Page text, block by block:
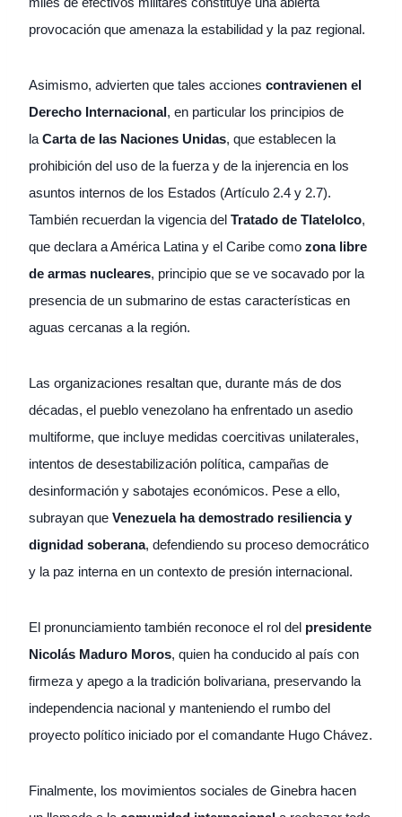
provocación que amenaza la estabilidad y la paz regional.
Asimismo, advierten que tales acciones contravienen el
Derecho Internacional, en particular los principios de
la Carta de las Naciones Unidas, que establecen la
prohibición del uso de la fuerza y de la injerencia en los
asuntos internos de los Estados (Artículo 2.4 y 2.7).
También recuerdan la vigencia del Tratado de Tlatelolco,
que declara a América Latina y el Caribe como zona libre
de armas nucleares, principio que se ve socavado por la
presencia de un submarino de estas características en
aguas cercanas a la región.
Las organizaciones resaltan que, durante más de dos
décadas, el pueblo venezolano ha enfrentado un asedio
multiforme, que incluye medidas coercitivas unilaterales,
intentos de desestabilización política, campañas de
desinformación y sabotajes económicos. Pese a ello,
subrayan que Venezuela ha demostrado resiliencia y
dignidad soberana, defendiendo su proceso democrático
y la paz interna en un contexto de presión internacional.
El pronunciamiento también reconoce el rol del presidente
Nicolás Maduro Moros, quien ha conducido al país con
firmeza y apego a la tradición bolivariana, preservando la
independencia nacional y manteniendo el rumbo del
proyecto político iniciado por el comandante Hugo Chávez.
Finalmente, los movimientos sociales de Ginebra hacen